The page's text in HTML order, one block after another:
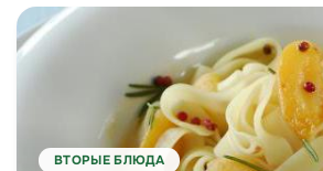
ВТОРЫЕ БЛЮДА